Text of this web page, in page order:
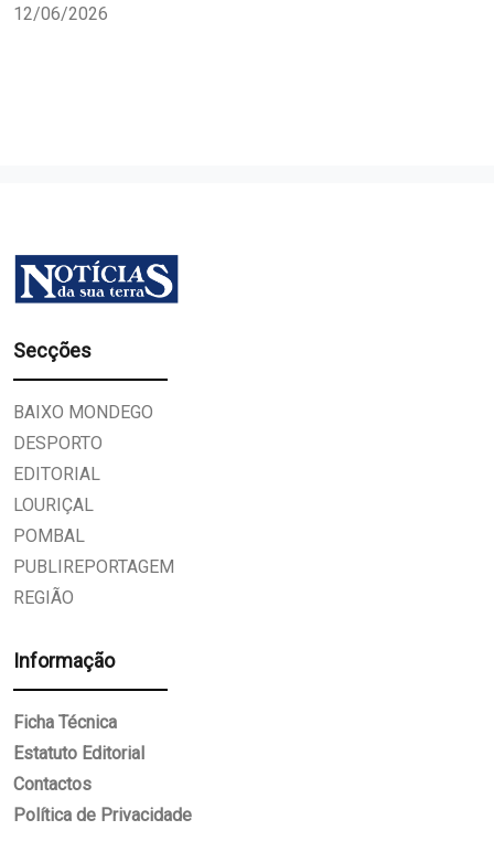
12/06/2026
Secções
BAIXO MONDEGO
DESPORTO
EDITORIAL
LOURIÇAL
POMBAL
PUBLIREPORTAGEM
REGIÃO
Informação
Ficha Técnica
Estatuto Editorial
Contactos
Política de Privacidade